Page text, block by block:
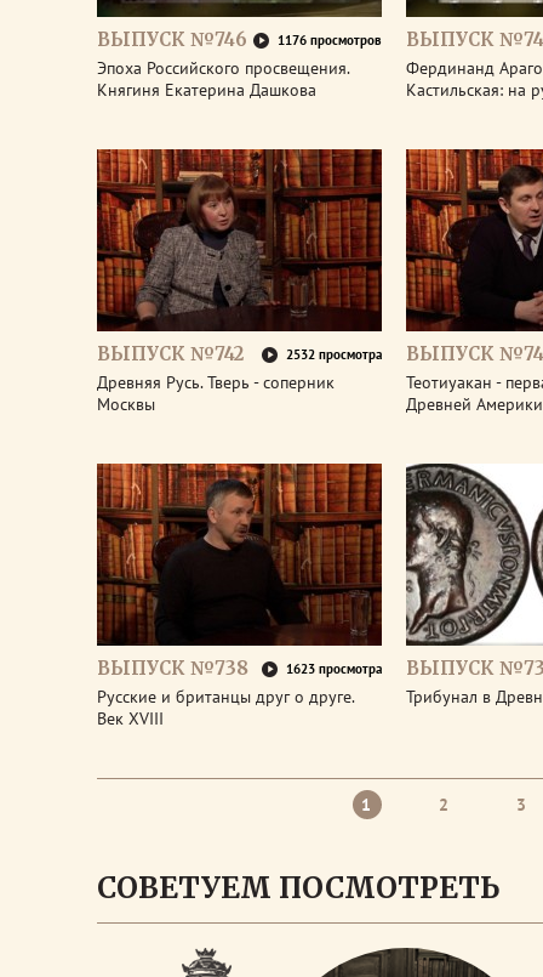
ВЫПУСК №746 1176 просмотров
Эпоха Российского просвещения.
Княгиня Екатерина Дашкова
ВЫПУСК
Фердинанд
Кастильская: на
ВЫПУСК №742 2532 просмотра
Древняя Русь. Тверь - соперник
Москвы
ВЫПУСК
Теотиуакан -
Древней Америки
ВЫПУСК №738 1623 просмотра
Русские и британцы друг о друге.
Век XVIII
ВЫПУСК
Трибунал в
1 2 3
СОВЕТУЕМ ПОСМОТРЕТЬ